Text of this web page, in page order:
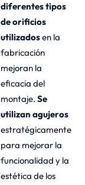
diferentes tipos
de orificios
utilizadosen la
fabricación
mejoran la
eficacia del
montaje. Se
utilizan agujeros
estratégicamente
para mejorar la
funcionalidad y la
estética de los